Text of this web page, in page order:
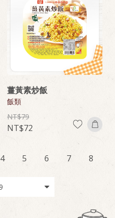
薑黃素炒飯
飯類
79
72
4 5 6 7
8